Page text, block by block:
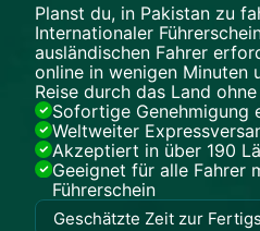
Planst du, in Pakistan zu
Internationaler
ausländischen Fahrer
online in wenigen Minuten
Reise durch das Land
Sofortige Genehmigung
Weltweiter
Akzeptiert in über 190
Geeignet für alle Fahrer
Führerschein
Geschätzte Zeit zur